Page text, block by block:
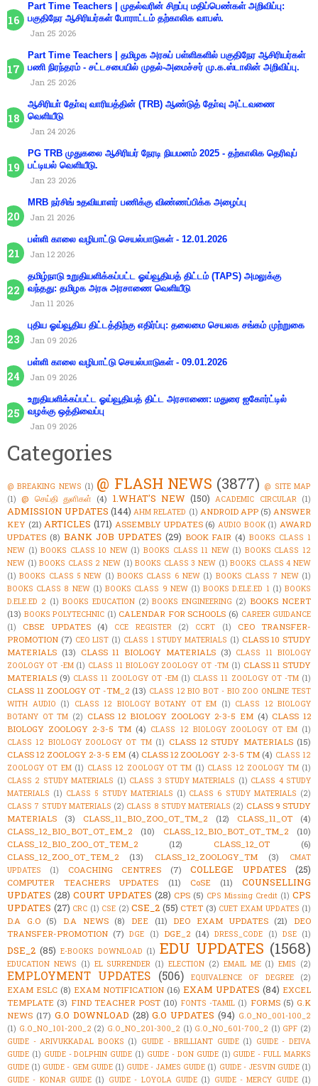
Part Time Teachers | முதல்வரின் சிறப்பு மதிப்பெண்கள் அறிவிப்பு:
பகுதிநேர ஆசிரியர்கள் போராட்டம் தற்காலிக வாபஸ்.
Jan 25 2026
Part Time Teachers | தமிழக அரசுப் பள்ளிகளில் பகுதிநேர ஆசிரியர்கள்
பணி நிரந்தரம் - சட்டசபையில் முதல்-அமைச்சர் மு.க.ஸ்டாலின் அறிவிப்பு.
Jan 25 2026
ஆசிரியா் தோ்வு வாரியத்தின் (TRB) ஆண்டுத் தோ்வு அட்டவணை
வெளியீடு
Jan 24 2026
PG TRB முதுகலை ஆசிரியர் நேரடி நியமனம் 2025 - தற்காலிக தெரிவுப்
பட்டியல் வெளியீடு.
Jan 23 2026
MRB நர்சிங் உதவியாளர் பணிக்கு விண்ணப்பிக்க அழைப்பு
Jan 21 2026
பள்ளி காலை வழிபாட்டு செயல்பாடுகள் - 12.01.2026
Jan 12 2026
தமிழ்நாடு உறுதியளிக்கப்பட்ட ஓய்வூதியத் திட்டம் (TAPS) அமலுக்கு
வந்தது: தமிழக அரசு அரசாணை வெளியீடு
Jan 11 2026
புதிய ஓய்வூதிய திட்டத்திற்கு எதிர்ப்பு: தலைமை செயலக சங்கம் முற்றுகை
Jan 09 2026
பள்ளி காலை வழிபாட்டு செயல்பாடுகள் - 09.01.2026
Jan 09 2026
உறுதியளிக்கப்பட்ட ஓய்வூதியத் திட்ட அரசாணை: மதுரை ஐகோர்ட்டில்
வழக்கு ஒத்திவைப்பு
Jan 09 2026
Categories
@ BREAKING NEWS (1) @ FLASH NEWS (3877) @ SITE MAP
(1) @ செய்தி துளிகள் (4) 1.WHAT'S NEW (150) ACADEMIC CIRCULAR (1)
ADMISSION UPDATES (144) AHM RELATED (1) ANDROID APP (5) ANSWER
KEY (21) ARTICLES (171) ASSEMBLY UPDATES (6) AUDIO BOOK (1) AWARD
UPDATES (8) BANK JOB UPDATES (29) BOOK FAIR (4) BOOKS CLASS 1
NEW (1) BOOKS CLASS 10 NEW (1) BOOKS CLASS 11 NEW (1) BOOKS CLASS 12
NEW (1) BOOKS CLASS 2 NEW (1) BOOKS CLASS 3 NEW (1) BOOKS CLASS 4 NEW
(1) BOOKS CLASS 5 NEW (1) BOOKS CLASS 6 NEW (1) BOOKS CLASS 7 NEW (1)
BOOKS CLASS 8 NEW (1) BOOKS CLASS 9 NEW (1) BOOKS D.ELE.ED 1 (1) BOOKS
D.ELE.ED 2 (1) BOOKS EDUCATION (2) BOOKS ENGINEERING (2) BOOKS NCERT
(13) BOOKS POLYTECHNIC (1) CALENDAR FOR SCHOOLS (6) CAREER GUIDANCE
(1)
CBSE UPDATES (4) CCE REGISTER (2) CCRT (1)
CEO TRANSFER-
PROMOTION (7) CEO LIST (1) CLASS 1 STUDY MATERIALS (1) CLASS 10 STUDY
MATERIALS (13) CLASS 11 BIOLOGY MATERIALS (3) CLASS 11 BIOLOGY
ZOOLOGY OT -EM (1) CLASS 11 BIOLOGY ZOOLOGY OT -TM (1) CLASS 11 STUDY
MATERIALS (9) CLASS 11 ZOOLOGY OT -EM (1) CLASS 11 ZOOLOGY OT -TM (1)
CLASS 11 ZOOLOGY OT -TM_2 (13) CLASS 12 BIO BOT - BIO ZOO ONLINE TEST
WITH AUDIO (1) CLASS 12 BIOLOGY BOTANY OT EM (1) CLASS 12 BIOLOGY
BOTANY OT TM (2) CLASS 12 BIOLOGY ZOOLOGY 2-3-5 EM (4) CLASS 12
BIOLOGY ZOOLOGY 2-3-5 TM (4) CLASS 12 BIOLOGY ZOOLOGY OT EM (1)
CLASS 12 BIOLOGY ZOOLOGY OT TM (1) CLASS 12 STUDY MATERIALS (15)
CLASS 12 ZOOLOGY 2-3-5 EM (4) CLASS 12 ZOOLOGY 2-3-5 TM (4) CLASS 12
ZOOLOGY OT EM (1) CLASS 12 ZOOLOGY OT TM (1) CLASS 12 ZOOLOGY TM (1)
CLASS 2 STUDY MATERIALS (1) CLASS 3 STUDY MATERIALS (1) CLASS 4 STUDY
MATERIALS (1) CLASS 5 STUDY MATERIALS (1) CLASS 6 STUDY MATERIALS (2)
CLASS 7 STUDY MATERIALS (2) CLASS 8 STUDY MATERIALS (2) CLASS 9 STUDY
MATERIALS
(3) CLASS_11_BIO_ZOO_OT_TM_2 (12) CLASS_11_OT
(4)
CLASS_12_BIO_BOT_OT_EM_2
(10) CLASS_12_BIO_BOT_OT_TM_2
(10)
CLASS_12_BIO_ZOO_OT_TEM_2
(12) CLASS_12_OT
(6)
CLASS_12_ZOO_OT_TEM_2
(13) CLASS_12_ZOOLOGY_TM (3)
CMAT
UPDATES
(1) COACHING CENTRES (7) COLLEGE UPDATES (25)
COMPUTER TEACHERS UPDATES (11) CoSE (11)
COUNSELLING
UPDATES (28) COURT UPDATES (28) CPS (5) CPS Missing Credit (1) CPS
UPDATES (27) CRC (1) CSE (2) CSE_2 (55) CTET (3) CUET EXAM UPDATES (1)
D.A G.O (5) D.A NEWS (8) DEE (11) DEO EXAM UPDATES (21)
DEO
TRANSFER-PROMOTION (7) DGE (1) DGE_2 (14) DRESS_CODE (1) DSE (1)
DSE_2 (85) E-BOOKS DOWNLOAD (1) EDU UPDATES (1568)
EDUCATION NEWS (1) EL SURRENDER (1) ELECTION (2) EMAIL ME (1) EMIS (2)
EMPLOYMENT UPDATES (506) EQUIVALENCE OF DEGREE (2)
EXAM ESLC (8) EXAM NOTIFICATION (16) EXAM UPDATES (84) EXCEL
TEMPLATE (3) FIND TEACHER POST (10) FONTS -TAMIL (1) FORMS (5) G.K
NEWS (17) G.O DOWNLOAD (28) G.O UPDATES (94) G.O_NO_001-100_2
(1) G.O_NO_101-200_2 (2) G.O_NO_201-300_2 (1) G.O_NO_601-700_2 (1) GPF (2)
GUIDE - ARIVUKKADAL BOOKS (1) GUIDE - BRILLIANT GUIDE (1) GUIDE - DEIVA
GUIDE (1) GUIDE - DOLPHIN GUIDE (1) GUIDE - DON GUIDE (1) GUIDE - FULL MARKS
GUIDE (1) GUIDE - GEM GUIDE (1) GUIDE - JAMES GUIDE (1) GUIDE - JESVIN GUIDE (1)
GUIDE - KONAR GUIDE (1) GUIDE - LOYOLA GUIDE (1) GUIDE - MERCY GUIDE (1)